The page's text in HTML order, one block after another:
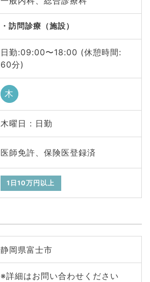
訪問診療（施設）
日勤:09:00〜18:00 (休憩時間:
60分)
木
木曜日 : 日勤
医師免許、保険医登録済
1日10万円以上
静岡県富士市
※詳細はお問い合わせください